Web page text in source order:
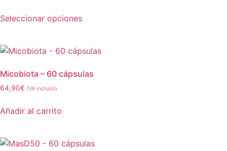
Seleccionar opciones
Micobiota – 60 cápsulas
64,90€ IVA incluido
Añadir al carrito